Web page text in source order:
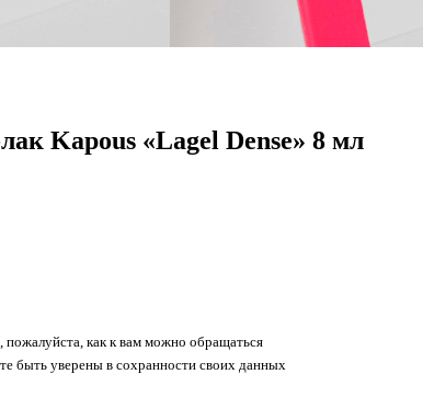
Kapous «Lagel Dense» 8 мл
пожалуйста, как к вам можно обращаться
быть уверены в сохранности своих данных